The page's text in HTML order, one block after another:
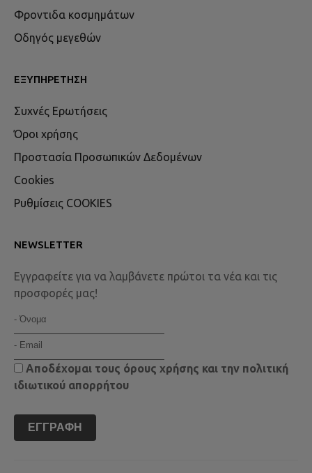
Φροντιδα κοσμημάτων
Οδηγός μεγεθών
ΕΞΥΠΗΡΈΤΗΣΗ
Συχνές Ερωτήσεις
Όροι χρήσης
Προστασία Προσωπικών Δεδομένων
Cookies
Ρυθμίσεις COOKIES
NEWSLETTER
Εγγραφείτε για να λαμβάνετε πρώτοι τα νέα και τις
προσφορές μας!
Αποδέχομαι τους όρους χρήσης και την πολιτική
ιδιωτικού απορρήτου
ΕΓΓΡΑΦΉ